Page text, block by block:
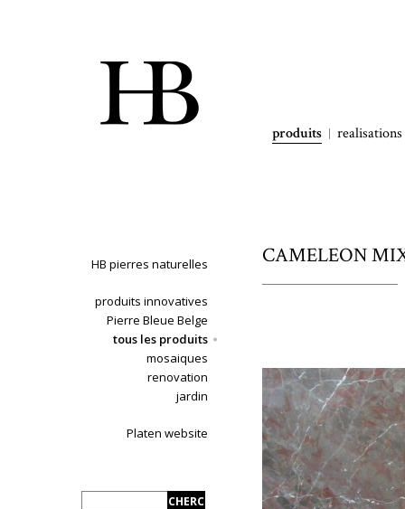
produits realisations
HB pierres naturelles
produits innovatives
Pierre Bleue Belge
tous les produits
mosaiques
renovation
jardin
Platen website
CAMELEON